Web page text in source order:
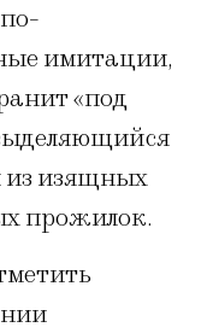
имитации,
«под
изящных
прожилок.